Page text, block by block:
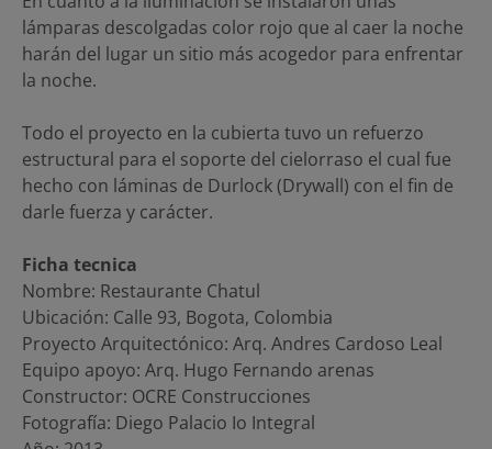
lámparas descolgadas color rojo que al caer la noche
harán del lugar un sitio más acogedor para enfrentar
la noche.
Todo el proyecto en la cubierta tuvo un refuerzo
estructural para el soporte del cielorraso el cual fue
hecho con láminas de Durlock (Drywall) con el fin de
darle fuerza y carácter.
Ficha tecnica
Nombre: Restaurante Chatul
Ubicación: Calle 93, Bogota, Colombia
Proyecto Arquitectónico: Arq. Andres Cardoso Leal
Equipo apoyo: Arq. Hugo Fernando arenas
Constructor: OCRE Construcciones
Fotografía: Diego Palacio Io Integral